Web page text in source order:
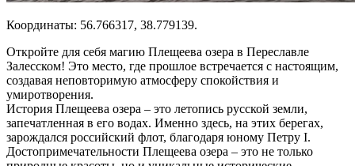
Координаты: 56.766317, 38.779139.
Откройте для себя магию Плещеева озера в Переславле
Залесском! Это место, где прошлое встречается с настоящим,
создавая неповторимую атмосферу спокойствия и
умиротворения.
История Плещеева озера – это летопись русской земли,
запечатленная в его водах. Именно здесь, на этих берегах,
зарождался российский флот, благодаря юному Петру I.
Достопримечательности Плещеева озера – это не только